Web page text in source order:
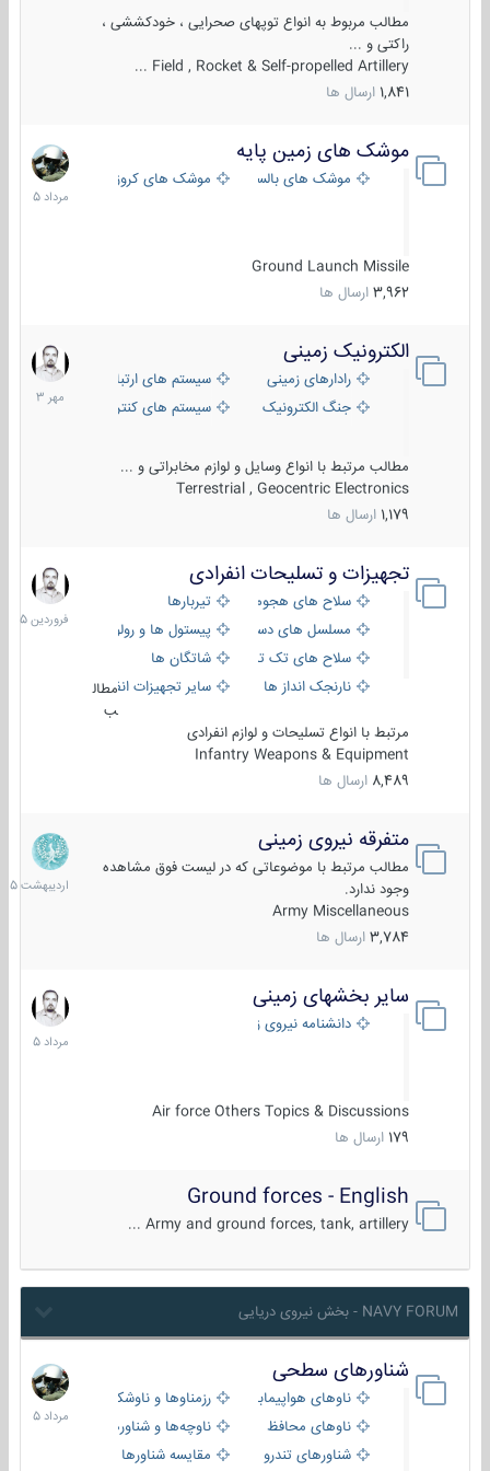
مطالب مربوط به انواع توپهای صحرایی ، خودکششی ،
راکتی و ...
Field , Rocket & Self-propelled Artillery ...
1,841 ارسال ها
موشک های زمین پایه
موشک های بالستیک موشک های کروز
Ground Launch Missile
3,962 ارسال ها
2
مرداد
1405
الکترونیک زمینی
رادارهای زمینی
سیستم های ارتباطی و جمع آوری
جنگ الکترونیک
سیستم های کنترل آتش و تجهیزات
مطالب مرتبط با انواع وسایل و لوازم مخابراتی و ...
Terrestrial , Geocentric Electronics
1,179 ارسال ها
1
مهر
1403
تجهیزات و تسلیحات انفرادی
سلاح های هجومی
تیربارها
مسلسل های دستی
پیستول ها و رولورها
سلاح های تک تیر اندازیشاتگان ها
نارنجک انداز ها
سایر تجهیزات انفرادی
مطال
ب
مرتبط با انواع تسلیحات و لوازم انفرادی
Infantry Weapons & Equipment
8,489 ارسال ها
17
فروردین
1405
متفرقه نیروی زمینی
مطالب مرتبط با موضوعاتی که در لیست فوق مشاهده
وجود ندارد.
Army Miscellaneous
3,784 ارسال ها
27
1405
سایر بخشهای زمینی
دانشنامه نیروی زمینی
Air force Others Topics & Discussions
179 ارسال ها
9
مرداد
1405
Ground forces - English
Army and ground forces, tank, artillery ...
NAVY FORUM - بخش نیروی دریایی
شناورهای سطحی
ناوهای هواپیمابر و بالگرد بررزمناوها و ناوشکن‌ها
ناوهای محافظ
ناوچه‌ها و شناورهای گشتی
شناورهای تندرو
مقایسه شناورها
2
مرداد
1405